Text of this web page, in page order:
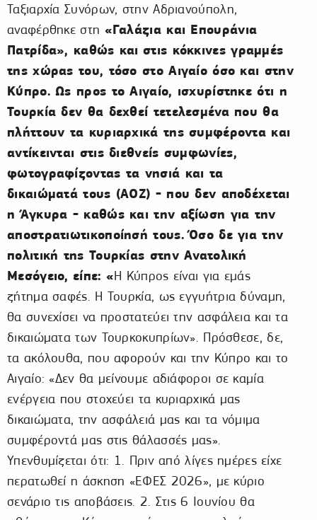
Ταξιαρχία Συνόρων, στην Αδριανούπολη,
αναφέρθηκε στη «Γαλάζια και Επουράνια
Πατρίδα», καθώς και στις κόκκινες γραμμές
της χώρας του, τόσο στο Αιγαίο όσο και στην
Κύπρο. Ως προς το Αιγαίο, ισχυρίστηκε ότι η
Τουρκία δεν θα δεχθεί τετελεσμένα που θα
πλήττουν τα κυριαρχικά της συμφέροντα και
αντίκεινται στις διεθνείς συμφωνίες,
φωτογραφίζοντας τα νησιά και τα
δικαιώματά τους (ΑΟΖ) - που δεν αποδέχεται
η Άγκυρα - καθώς και την αξίωση για την
αποστρατιωτικοποίησή τους. Όσο δε για την
πολιτική της Τουρκίας στην Ανατολική
Μεσόγειο, είπε: «Η Κύπρος είναι για εμάς
ζήτημα σαφές. Η Τουρκία, ως εγγυήτρια δύναμη,
θα συνεχίσει να προστατεύει την ασφάλεια και τα
δικαιώματα των Τουρκοκυπρίων». Πρόσθεσε, δε,
τα ακόλουθα, που αφορούν και την Κύπρο και το
Αιγαίο: «Δεν θα μείνουμε αδιάφοροι σε καμία
ενέργεια που στοχεύει τα κυριαρχικά μας
δικαιώματα, την ασφάλειά μας και τα νόμιμα
συμφέροντά μας στις θάλασσές μας».
Υπενθυμίζεται ότι: 1. Πριν από λίγες ημέρες είχε
περατωθεί η άσκηση «ΕΦΕΣ 2026», με κύριο
σενάριο τις αποβάσεις. 2. Στις 6 Ιουνίου θα